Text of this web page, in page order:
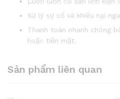
Xử lý sự cố và khiếu nại
Thanh toán nhanh chóng
hoặc tiền mặt.
Sản phẩm liên quan